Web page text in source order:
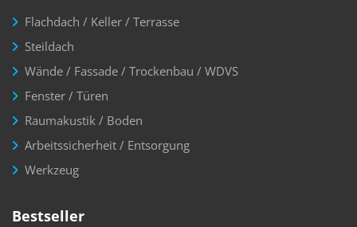
Flachdach / Keller / Terrasse
Steildach
Wände / Fassade / Trockenbau / WDVS
Fenster / Türen
Raumakustik / Boden
Arbeitssicherheit / Entsorgung
Werkzeug
Bestseller